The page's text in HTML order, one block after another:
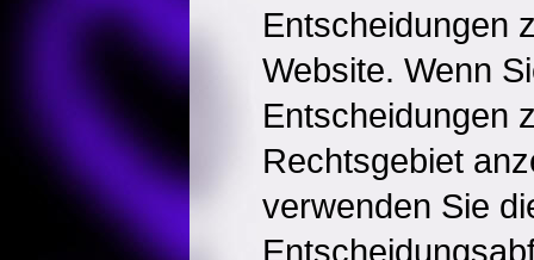
Entscheidungen
Website. Wenn
Entscheidungen
Rechtsgebiet
verwenden Sie